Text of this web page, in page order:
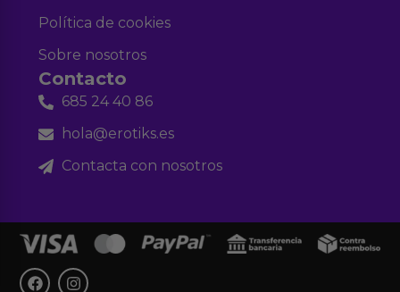
Política de cookies
Sobre nosotros
Contacto
685 24 40 86
hola@erotiks.es
Contacta con nosotros
F
I